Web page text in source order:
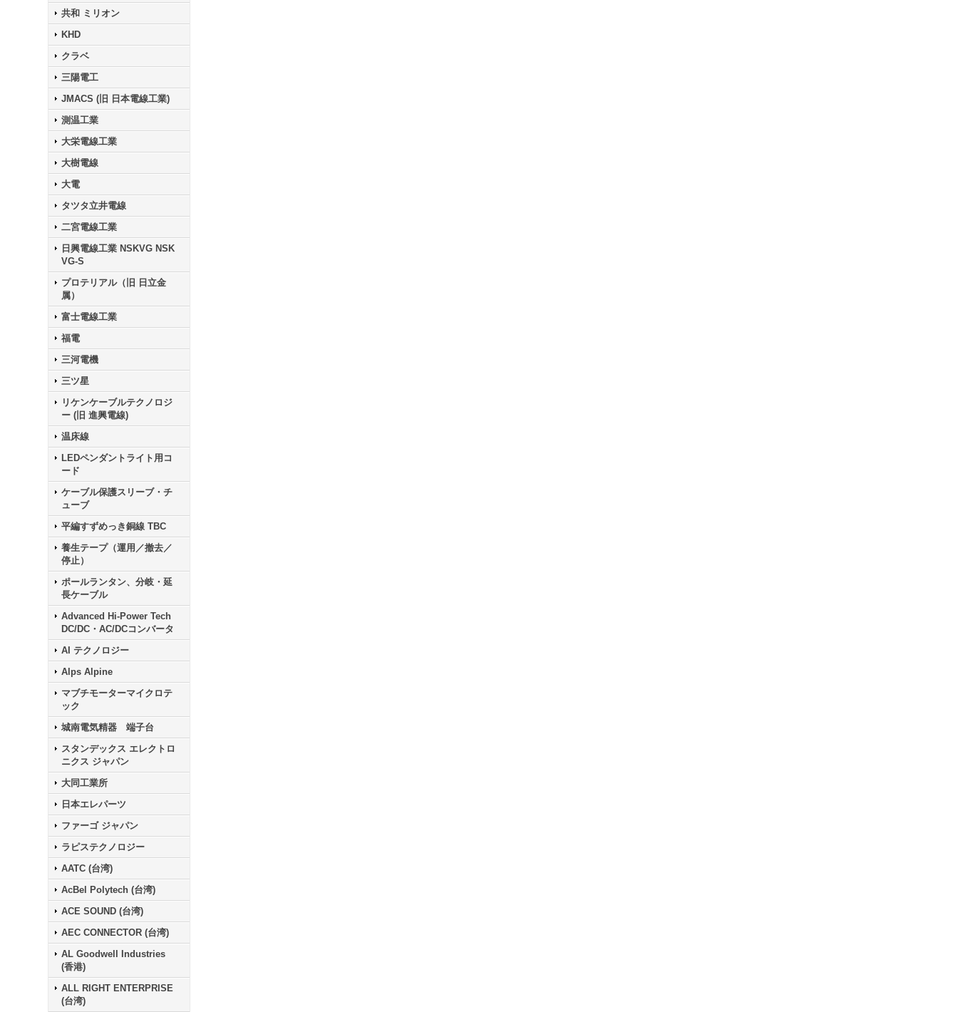
共和 ミリオン
KHD
クラベ
三陽電工
JMACS (旧 日本電線工業)
測温工業
大栄電線工業
大樹電線
大電
タツタ立井電線
二宮電線工業
日興電線工業 NSKVG NSK
VG-S
プロテリアル（旧 日立金
属）
富士電線工業
福電
三河電機
三ツ星
リケンケーブルテクノロジ
ー (旧 進興電線)
温床線
LEDペンダントライト用コ
ード
ケーブル保護スリーブ・チ
ューブ
平編すずめっき銅線 TBC
養生テープ（運用／撤去／
停止）
ポールランタン、分岐・延
長ケーブル
Advanced Hi-Power Tech
DC/DC・AC/DCコンバータ
AI テクノロジー
Alps Alpine
マブチモーターマイクロテ
ック
城南電気精器 端子台
スタンデックス エレクトロ
ニクス ジャパン
大同工業所
日本エレパーツ
ファーゴ ジャパン
ラピステクノロジー
AATC (台湾)
AcBel Polytech (台湾)
ACE SOUND (台湾)
AEC CONNECTOR (台湾)
AL Goodwell Industries
(香港)
ALL RIGHT ENTERPRISE
(台湾)